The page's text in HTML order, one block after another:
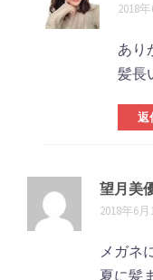
2018
あり
髪長
返
望月美
2018年6月
メガネ
夏に髪